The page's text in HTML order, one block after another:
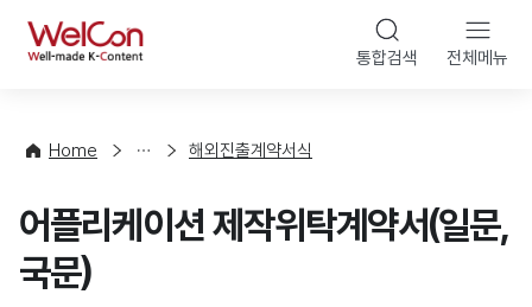
WelCon 통합검색 전체메뉴
Home
컨
팅
해외진출계약서식
어플리케이션 제작위탁계약서(일문,
국문)